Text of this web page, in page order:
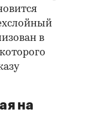
в
на